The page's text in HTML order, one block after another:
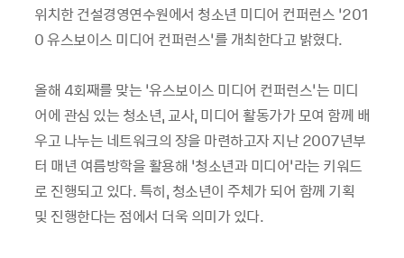
위치한 건설경영연수원에서 청소년 미디어 컨퍼런스 ‘201
0 유스보이스 미디어 컨퍼런스’를 개최한다고 밝혔다.
올해 4회째를 맞는 ‘유스보이스 미디어 컨퍼런스’는 미디
어에 관심 있는 청소년, 교사, 미디어 활동가가 모여 함께 배
우고 나누는 네트워크의 장을 마련하고자 지난 2007년부
터 매년 여름방학을 활용해 ‘청소년과 미디어’라는 키워드
로 진행되고 있다. 특히, 청소년이 주체가 되어 함께 기획
및 진행한다는 점에서 더욱 의미가 있다.